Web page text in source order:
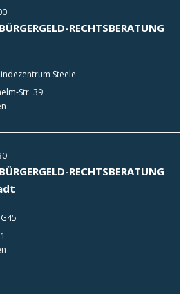
RECHTSBERATUNG
Steele
Str. 39
RECHTSBERATUNG